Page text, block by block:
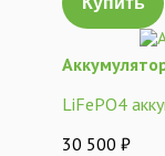
LiFePO4
30 500 ₽